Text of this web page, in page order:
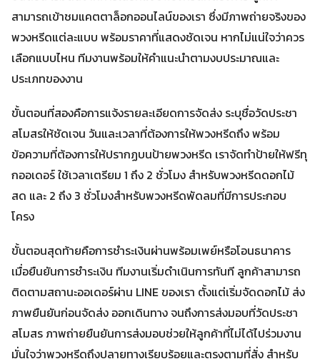
สามารถเข้าชมแคตตาล็อกออนไลน์ของเรา ซึ่งมีภาพถ่ายจริงของ
พวงหรีดแต่ละแบบ พร้อมราคาที่แสดงชัดเจน หากไม่แน่ใจว่าควร
เลือกแบบไหน ทีมงานพร้อมให้คำแนะนำตามงบประมาณและ
ประเภทของงาน
ขั้นตอนที่สองคือการแจ้งรายละเอียดการจัดส่ง ระบุชื่อวัดประชา
สโมสรให้ชัดเจน วันและเวลาที่ต้องการให้พวงหรีดถึง พร้อม
ข้อความที่ต้องการให้ปรากฏบนป้ายพวงหรีด เราจัดทำป้ายให้ฟรีทุ
กออเดอร์ ใช้เวลาเตรียม 1 ถึง 2 ชั่วโมง สำหรับพวงหรีดดอกไม้
สด และ 2 ถึง 3 ชั่วโมงสำหรับพวงหรีดพัดลมที่มีการประกอบ
โครง
ขั้นตอนสุดท้ายคือการชำระเงินผ่านพร้อมเพย์หรือโอนธนาคาร
เมื่อยืนยันการชำระเงิน ทีมงานเริ่มดำเนินการทันที ลูกค้าสามารถ
ติดตามสถานะออเดอร์ผ่าน LINE ของเรา ตั้งแต่เริ่มจัดดอกไม้ ส่ง
ภาพยืนยันก่อนจัดส่ง ออกเดินทาง จนถึงการส่งมอบที่วัดประชา
สโมสร ภาพถ่ายยืนยันการส่งมอบช่วยให้ลูกค้าที่ไม่ได้ไปร่วมงาน
มั่นใจว่าพวงหรีดถึงปลายทางเรียบร้อยและตรงตามที่สั่ง สำหรับ